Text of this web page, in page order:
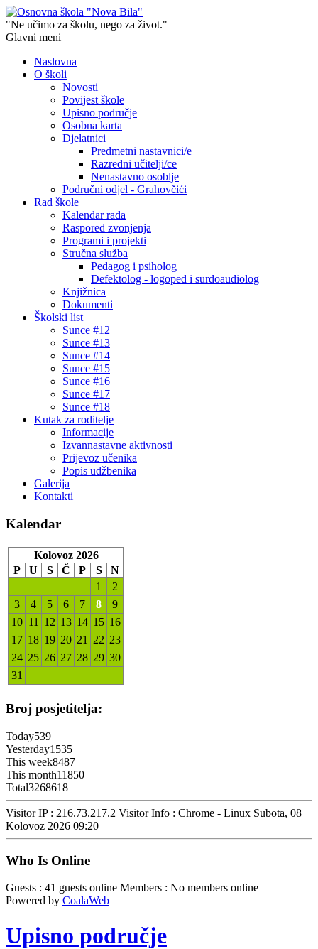
"Ne učimo za školu, nego za život."
Glavni meni
Naslovna
O školi
Novosti
Povijest škole
Upisno područje
Osobna karta
Djelatnici
Predmetni nastavnici/e
Razredni učitelji/ce
Nenastavno osoblje
Područni odjel - Grahovčići
Rad škole
Kalendar rada
Raspored zvonjenja
Programi i projekti
Stručna služba
Pedagog i psiholog
Defektolog - logoped i surdoaudiolog
Knjižnica
Dokumenti
Školski list
Sunce #12
Sunce #13
Sunce #14
Sunce #15
Sunce #16
Sunce #17
Sunce #18
Kutak za roditelje
Informacije
Izvannastavne aktivnosti
Prijevoz učenika
Popis udžbenika
Galerija
Kontakti
Kalendar
Kolovoz 2026
P
U S Č P S
N
1
2
3
4 5 6 7 8
9
10 11 12 13 14 15 16
17 18 19 20 21 22 23
24 25 26 27 28 29 30
31
Broj posjetitelja:
Today539
Yesterday1535
This week8487
This month11850
Total3268618
Visitor IP : 216.73.217.2 Visitor Info : Chrome - Linux Subota, 08
Kolovoz 2026 09:20
Who Is Online
Guests : 41 guests online Members : No members online
Powered by CoalaWeb
Upisno područje